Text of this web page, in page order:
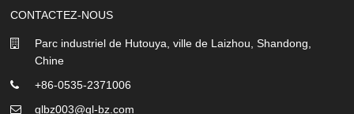
CONTACTEZ-NOUS
Parc industriel de Hutouya, ville de Laizhou, Shandong,
Chine
+86-0535-2371006
glbz003@gl-bz.com